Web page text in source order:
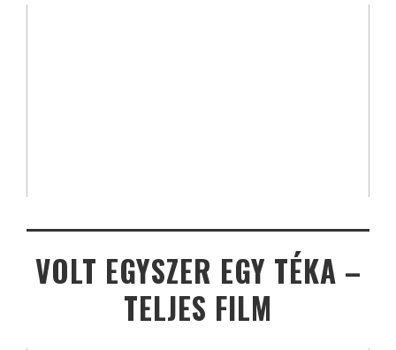
VOLT EGYSZER EGY TÉKA –
TELJES FILM